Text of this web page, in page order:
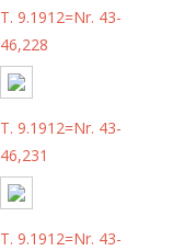
T. 9.1912=Nr. 43-
46,228
T. 9.1912=Nr. 43-
46,231
T. 9.1912=Nr. 43-